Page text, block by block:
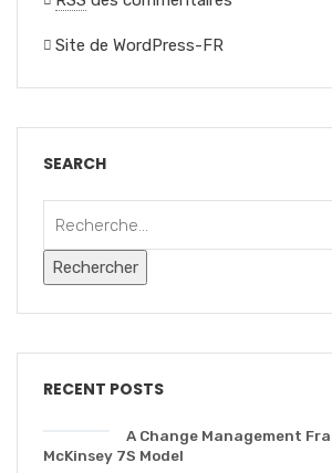
Site de WordPress-FR
SEARCH
RECENT POSTS
A Change Management
McKinsey 7S Model